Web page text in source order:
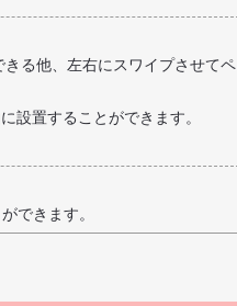
る他、左右にスワイプさせてペ
設置することができます。
できます。